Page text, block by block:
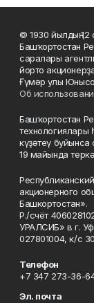
© 1930 йылдың
Башҡортостан
саралары
йорто
Ғүмәр улы
Об
Башҡортостан
технологиялары
күҙәтеү
19 майында
акционерного
Башкортостан».
Р./счёт
УРАЛСИБ» в г.
027801004, к/с
Телефон
+7 347 273-36-
Эл. почта